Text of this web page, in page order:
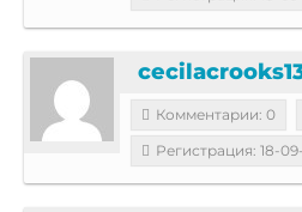
Комментарии: 0
Регистрация: 18-